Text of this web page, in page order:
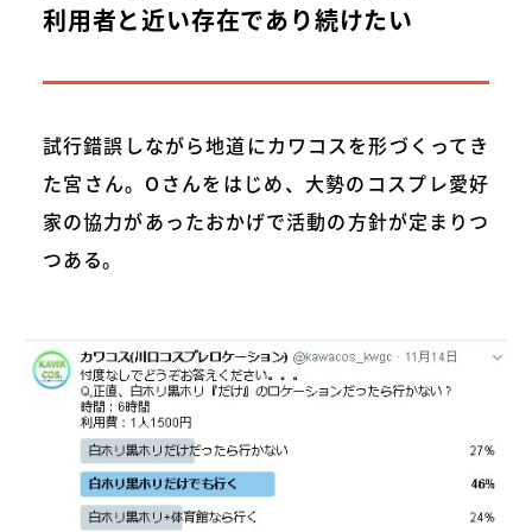
利用者と近い存在であり続けたい
試行錯誤しながら地道にカワコスを形づくってき
た宮さん。Oさんをはじめ、大勢のコスプレ愛好
家の協力があったおかげで活動の方針が定まりつ
つある。